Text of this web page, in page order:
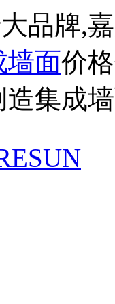
品牌,
墙面价
集成